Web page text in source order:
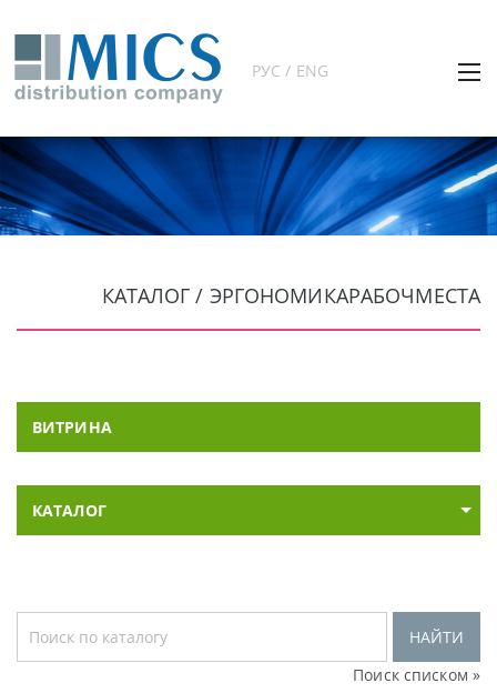
РУС / ENG
КАТАЛОГ / ЭРГОНОМИКАРАБОЧМЕСТА
ВИТРИНА
КАТАЛОГ
НАЙТИ
Поиск списком »